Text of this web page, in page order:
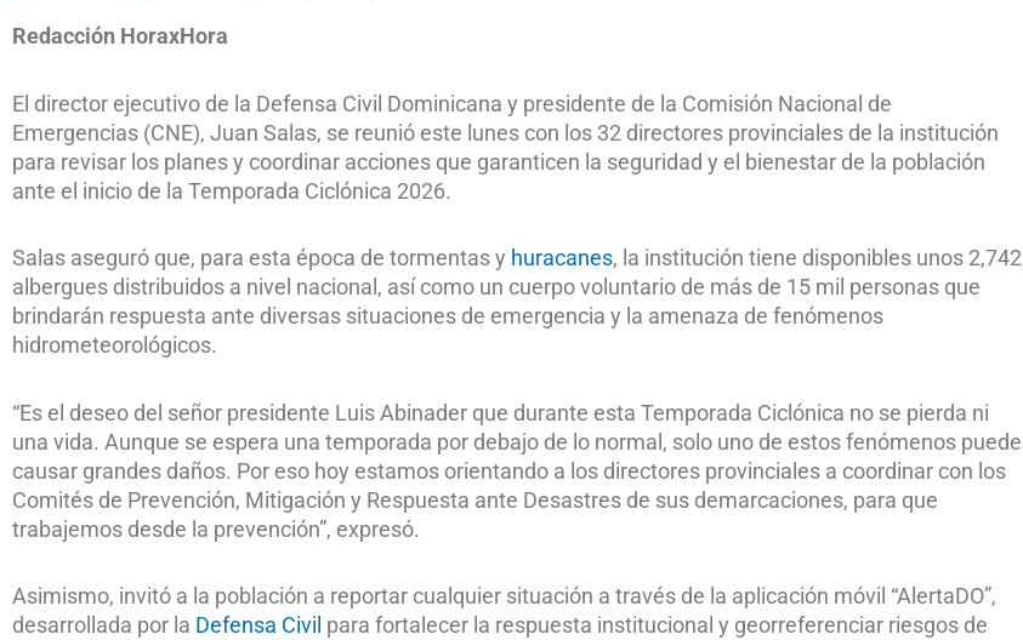
Redacción HoraxHora
El director ejecutivo de la Defensa Civil Dominicana y presidente de la Comisión Nacional de
Emergencias (CNE), Juan Salas, se reunió este lunes con los 32 directores provinciales de la institución
para revisar los planes y coordinar acciones que garanticen la seguridad y el bienestar de la población
ante el inicio de la Temporada Ciclónica 2026.
Salas aseguró que, para esta época de tormentas y huracanes, la institución tiene disponibles unos 2,742
albergues distribuidos a nivel nacional, así como un cuerpo voluntario de más de 15 mil personas que
brindarán respuesta ante diversas situaciones de emergencia y la amenaza de fenómenos
hidrometeorológicos.
“Es el deseo del señor presidente Luis Abinader que durante esta Temporada Ciclónica no se pierda ni
una vida. Aunque se espera una temporada por debajo de lo normal, solo uno de estos fenómenos puede
causar grandes daños. Por eso hoy estamos orientando a los directores provinciales a coordinar con los
Comités de Prevención, Mitigación y Respuesta ante Desastres de sus demarcaciones, para que
trabajemos desde la prevención”, expresó.
Asimismo, invitó a la población a reportar cualquier situación a través de la aplicación móvil “AlertaDO”,
desarrollada por la Defensa Civil para fortalecer la respuesta institucional y georreferenciar riesgos de